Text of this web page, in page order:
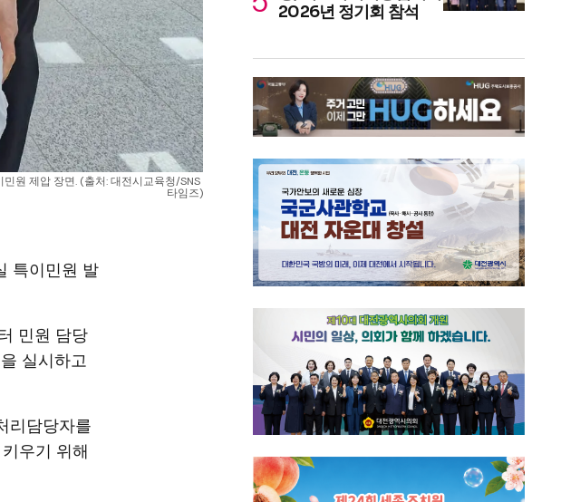
원 제압 장면. (출처: 대전시교육청/SNS
타임즈)
특이민원 발
민원 담당
실시하고
리담당자를
우기 위해
2026년 정기회 참석